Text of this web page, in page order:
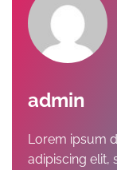
admin
Lorem ipsum
adipiscing elit,